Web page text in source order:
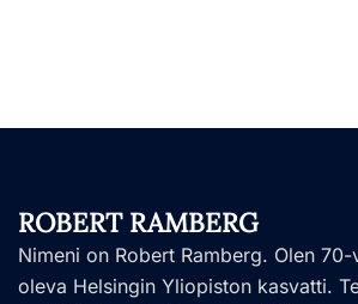
ROBERT RAMBERG
Nimeni on Robert Ramberg. Olen
oleva Helsingin Yliopiston kasvatti.